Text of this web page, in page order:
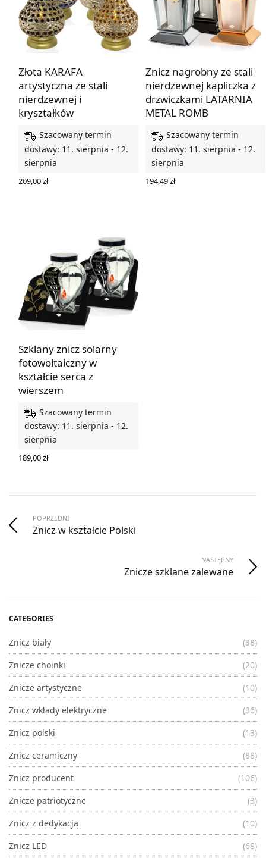
Złota KARAFA
artystyczna ze stali
nierdzewnej i
kryształków
Szacowany termin
dostawy: 11. sierpnia - 12.
sierpnia
209,00zł
Znicz nagrobny ze stali
nierdzewnej kapliczka z
drzwiczkami LATARNIA
METAL ROMB
Szacowany termin
dostawy: 11. sierpnia - 12.
sierpnia
194,49zł
Szklany znicz solarny
fotowoltaiczny w
kształcie serca z
wierszem
Szacowany termin
dostawy: 11. sierpnia - 12.
sierpnia
189,00zł
POPRZEDNI
Znicz w kształcie Polski
NASTĘPNY
Znicze szklane zalewane
CATEGORIES
Znicz biały
(38)
Znicze choinki
(20)
Znicze artystyczne
(10)
Znicz wkłady elektryczne
(36)
Znicz polski
(13)
Znicz ceramiczny
(88)
Znicz producent
(106)
Znicze patriotyczne
(3)
Znicz z dedykacją
(10)
Znicz LED
(68)